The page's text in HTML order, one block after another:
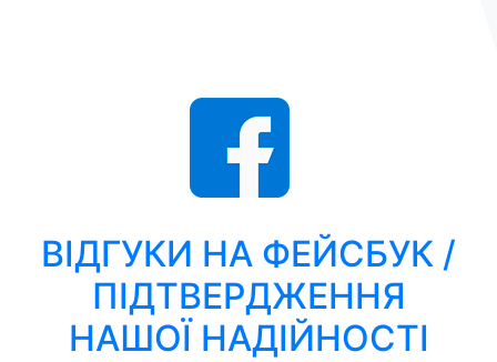
ВІДГУКИ НА ФЕЙСБУК /
ПІДТВЕРДЖЕННЯ
НАШОЇ НАДІЙНОСТІ